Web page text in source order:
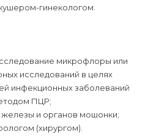
гинекологом.
микрофлоры или
исследований в целях
инфекционных заболеваний
ПЦР;
и органов мошонки;
(хирургом).